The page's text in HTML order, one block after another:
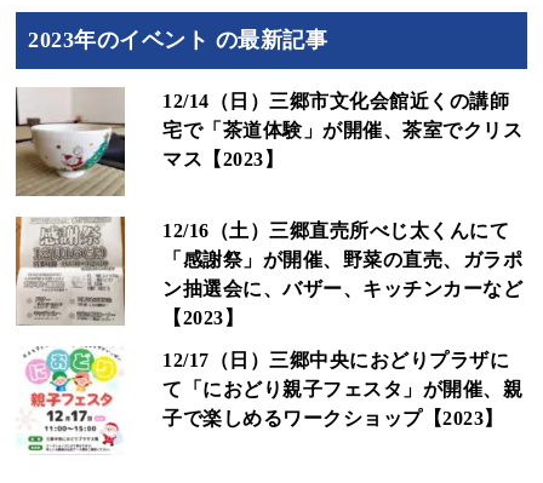
2023年のイベント の最新記事
12/14（日）三郷市文化会館近くの講師
宅で「茶道体験」が開催、茶室でクリス
マス【2023】
12/16（土）三郷直売所べじ太くんにて
「感謝祭」が開催、野菜の直売、ガラポ
ン抽選会に、バザー、キッチンカーなど
【2023】
12/17（日）三郷中央におどりプラザに
て「におどり親子フェスタ」が開催、親
子で楽しめるワークショップ【2023】